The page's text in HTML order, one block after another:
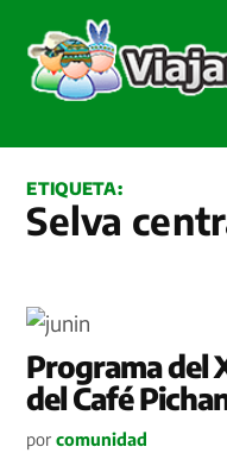
contenido
ETIQUETA:
Selva
Programa del
del Café
por comunidad